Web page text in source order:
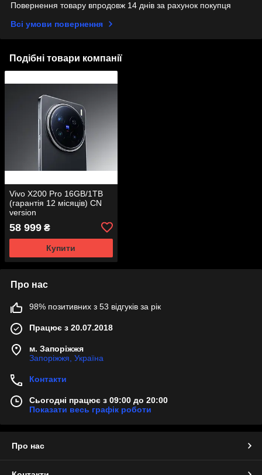
Повернення товару впродовж 14 днів за рахунок покупця
Всі умови повернення
Подібні товари компанії
Vivo X200 Pro 16GB/1TB
(гарантія 12 місяців) CN
version
58 999 ₴
Купити
Про нас
98% позитивних з 53 відгуків за рік
Працює з 20.07.2018
м. Запоріжжя
Запоріжжя, Україна
Контакти
Сьогодні працює з 09:00 до 20:00
Показати весь графік роботи
Про нас